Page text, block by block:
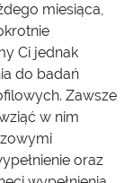
miesiąca,
Ci jednak
do badań
Zawsze
w nim
oraz